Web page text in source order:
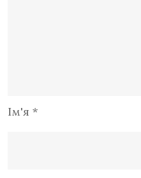
Ім'я*